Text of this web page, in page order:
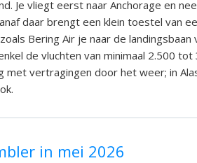
Je vliegt eerst naar Anchorage en
daar brengt een klein toestel van
Bering Air je naar de landingsbaan
de vluchten van minimaal 2.500
met vertragingen door het weer; in
in mei 2026